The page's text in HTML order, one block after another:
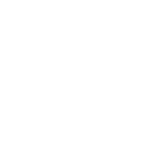
ものことが憎た